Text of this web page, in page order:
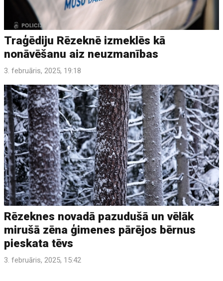
Traģēdiju Rēzeknē izmeklēs kā
nonāvēšanu aiz neuzmanības
3. februāris, 2025, 19:18
Rēzeknes novadā pazudušā un vēlāk
mirušā zēna ģimenes pārējos bērnus
pieskata tēvs
3. februāris, 2025, 15:42